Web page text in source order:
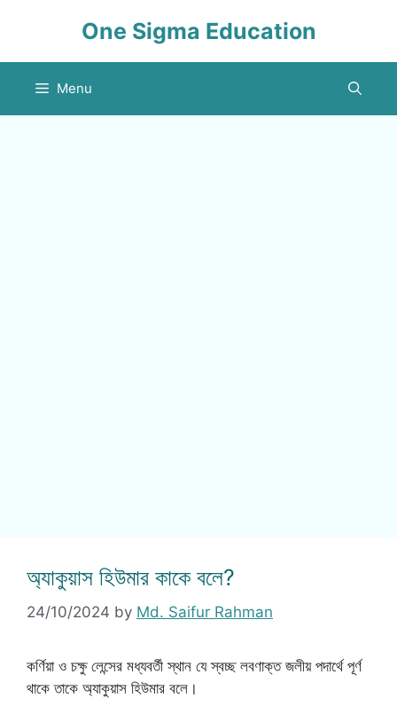
One Sigma Education
Menu
অ্যাকুয়াস হিউমার কাকে বলে?
24/10/2024 by Md. Saifur Rahman
কর্ণিয়া ও চক্ষু লেন্সের মধ্যবর্তী স্থান যে স্বচ্ছ লবণাক্ত জলীয় পদার্থে পূর্ণ
থাকে তাকে অ্যাকুয়াস হিউমার বলে।